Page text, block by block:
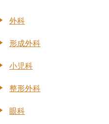
外科
形成外科
小児科
整形外科
眼科